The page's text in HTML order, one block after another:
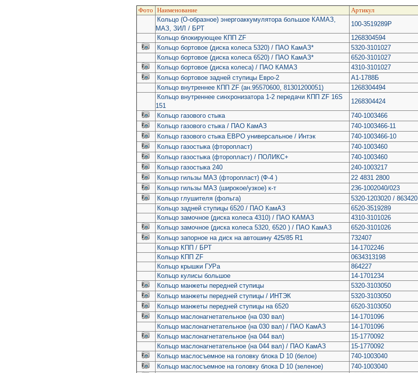
Фото Наименование Артикул
Кольцо (О-образное) энергоаккумулятора большое КАМАЗ,
МАЗ, ЗИЛ / БРТ
100-3519289Р
Кольцо блокирующее КПП ZF
1268304594
Кольцо бортовое (диска колеса 5320) / ПАО КамАЗ*
5320-3101027
Кольцо бортовое (диска колеса 6520) / ПАО КамАЗ*
6520-3101027
Кольцо бортовое (диска колеса) / ПАО КАМАЗ
4310-3101027
Кольцо бортовое задней ступицы Евро-2
А1-1788Б
Кольцо внутреннее КПП ZF (ан.95570600, 81301200051)
1268304494
Кольцо внутреннее синхронизатора 1-2 передачи КПП ZF 16S
151
1268304424
Кольцо газового стыка
740-1003466
Кольцо газового стыка / ПАО КамАЗ
740-1003466-11
Кольцо газового стыка ЕВРО универсальное / Интэк
740-1003466-10
Кольцо газостыка (фторопласт)
740-1003460
Кольцо газостыка (фторопласт) / ПОЛИКС+
740-1003460
Кольцо газостыка 240
240-1003217
Кольцо гильзы МАЗ (фторопласт) (Ф-4 )
22 4831 2800
Кольцо гильзы МАЗ (широкое/узкое) к-т
236-1002040/023
Кольцо глушителя (фольга)
5320-1203020 / 863420
Кольцо задней ступицы 6520 / ПАО КамАЗ
6520-3519289
Кольцо замочное (диска колеса 4310) / ПАО КАМАЗ
4310-3101026
Кольцо замочное (диска колеса 5320, 6520 ) / ПАО КамАЗ
6520-3101026
Кольцо запорное на диск на автошину 425/85 R1
732407
Кольцо КПП / БРТ
14-1702246
Кольцо КПП ZF
0634313198
Кольцо крышки ГУРа
864227
Кольцо кулисы большое
14-1701234
Кольцо манжеты передней ступицы
5320-3103050
Кольцо манжеты передней ступицы / ИНТЭК
5320-3103050
Кольцо манжеты передней ступицы на 6520
6520-3103050
Кольцо маслонагнетательное (на 030 вал)
14-1701096
Кольцо маслонагнетательное (на 030 вал) / ПАО КамАЗ
14-1701096
Кольцо маслонагнетательное (на 044 вал)
15-1770092
Кольцо маслонагнетательное (на 044 вал) / ПАО КамАЗ
15-1770092
Кольцо маслосъемное на головку блока D 10 (белое)
740-1003040
Кольцо маслосъемное на головку блока D 10 (зеленое)
740-1003040